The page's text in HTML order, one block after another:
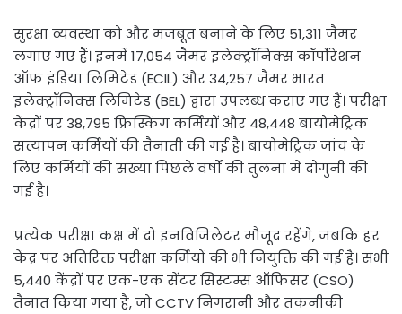
सुरक्षा व्यवस्था को और मजबूत बनाने के लिए 51,311 जैमर
लगाए गए हैं। इनमें 17,054 जैमर इलेक्ट्रॉनिक्स कॉर्पोरेशन
ऑफ इंडिया लिमिटेड (ECIL) और 34,257 जैमर भारत
इलेक्ट्रॉनिक्स लिमिटेड (BEL) द्वारा उपलब्ध कराए गए हैं। परीक्षा
केंद्रों पर 38,795 फ्रिस्किंग कर्मियों और 48,448 बायोमेट्रिक
सत्यापन कर्मियों की तैनाती की गई है। बायोमेट्रिक जांच के
लिए कर्मियों की संख्या पिछले वर्षों की तुलना में दोगुनी की
गई है।
प्रत्येक परीक्षा कक्ष में दो इनविजिलेटर मौजूद रहेंगे, जबकि हर
केंद्र पर अतिरिक्त परीक्षा कर्मियों की भी नियुक्ति की गई है। सभी
5,440 केंद्रों पर एक-एक सेंटर सिस्टम्स ऑफिसर (CSO)
तैनात किया गया है, जो CCTV निगरानी और तकनीकी